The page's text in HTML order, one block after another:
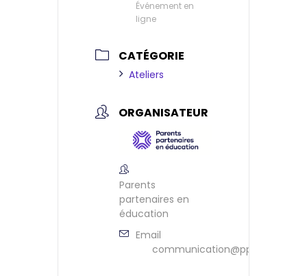
Événement en
ligne
CATÉGORIE
Ateliers
ORGANISATEUR
Parents
partenaires en
éducation
Email
communication@ppeontario.ca